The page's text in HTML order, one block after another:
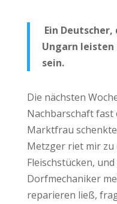
Ein Deutscher,
Ungarn leisten
sein.
Die nächsten
Nachbarschaft
Marktfrau
Metzger riet mir zu
Fleischstücken,
Dorfmechaniker
reparieren ließ,